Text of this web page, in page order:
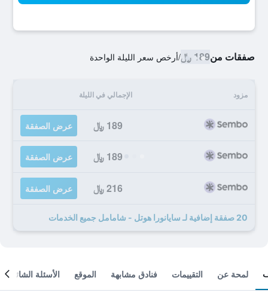
صفقات من189 ﷼ /أرخص سعر الليلة الواحدة
مزود الإجمالي في الليلة
189 ﷼ عرض الصفقة
189 ﷼ عرض الصفقة
216 ﷼ عرض الصفقة
20 صفقة إضافية لـ سايانورا هوتل - شامامل جميع الخدمات
لمحة عن التقييمات فنادق مشابهة الموقع الأسئلة الشائعة